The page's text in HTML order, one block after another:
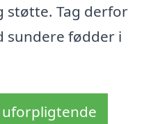
støtte. Tag derfor
sundere fødder i